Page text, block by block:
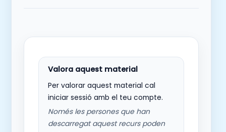
Per valorar aquest material cal
iniciar sessió amb el teu compte.
Només les persones que han
descarregat aquest recurs poden